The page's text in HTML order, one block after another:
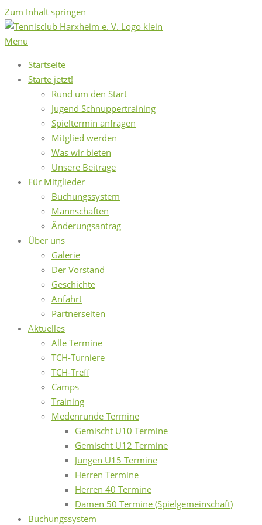
Zum Inhalt springen
Menü
Startseite
Starte jetzt!
Rund um den Start
Jugend Schnuppertraining
Spieltermin anfragen
Mitglied werden
Was wir bieten
Unsere Beiträge
Für Mitglieder
Buchungssystem
Mannschaften
Änderungsantrag
Über uns
Galerie
Der Vorstand
Geschichte
Anfahrt
Partnerseiten
Aktuelles
Alle Termine
TCH-Turniere
TCH-Treff
Camps
Training
Medenrunde Termine
Gemischt U10 Termine
Gemischt U12 Termine
Jungen U15 Termine
Herren Termine
Herren 40 Termine
Damen 50 Termine (Spielgemeinschaft)
Buchungssystem